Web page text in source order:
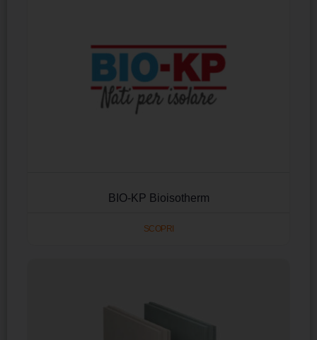
BIO-KP Bioisotherm
SCOPRI